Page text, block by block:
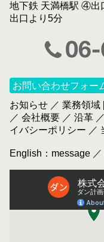
地下鉄 天満橋駅 ④出
出口より5分
お問い合わせフォー
お知らせ ／ 業務領域
／ 会社概要 ／ 沿革 ／
イバシーポリシー ／
English： message ／